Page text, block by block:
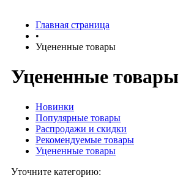
Главная страница
•
Уцененные товары
Уцененные товары
Новинки
Популярные товары
Распродажи и скидки
Рекомендуемые товары
Уцененные товары
Уточните категорию: